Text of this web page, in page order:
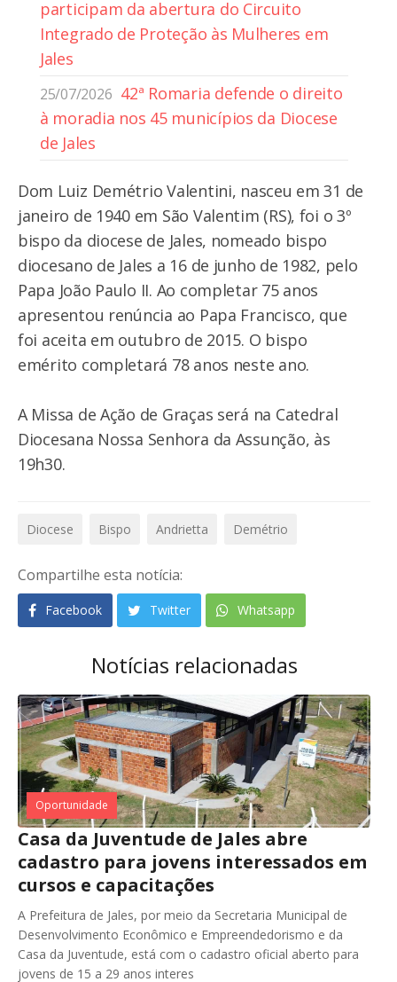
participam da abertura do Circuito
Integrado de Proteção às Mulheres em
Jales
25/07/2026 42ª Romaria defende o direito
à moradia nos 45 municípios da Diocese
de Jales
Dom Luiz Demétrio Valentini, nasceu em 31 de
janeiro de 1940 em São Valentim (RS), foi o 3º
bispo da diocese de Jales, nomeado bispo
diocesano de Jales a 16 de junho de 1982, pelo
Papa João Paulo II. Ao completar 75 anos
apresentou renúncia ao Papa Francisco, que
foi aceita em outubro de 2015. O bispo
emérito completará 78 anos neste ano.
A Missa de Ação de Graças será na Catedral
Diocesana Nossa Senhora da Assunção, às
19h30.
Diocese Bispo Andrietta Demétrio
Compartilhe esta notícia:
Facebook Twitter Whatsapp
Notícias relacionadas
Oportunidade
Casa da Juventude de Jales abre
cadastro para jovens interessados em
cursos e capacitações
A Prefeitura de Jales, por meio da Secretaria Municipal de
Desenvolvimento Econômico e Empreendedorismo e da
Casa da Juventude, está com o cadastro oficial aberto para
jovens de 15 a 29 anos interes